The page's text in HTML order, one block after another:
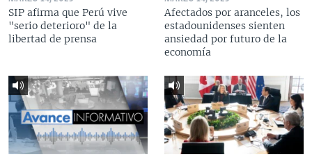
SIP afirma que Perú vive
"serio deterioro" de la
libertad de prensa
Afectados por aranceles, los
estadounidenses sienten
ansiedad por futuro de la
economía